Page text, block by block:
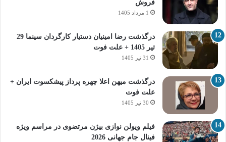
فروش
1 مرداد 1405
درگذشت رضا امینیان دستیار کارگردان سینما 29
تیر 1405 + علت فوت
31 تیر 1405
درگذشت میهن اعلا چهره پرداز پیشکسوت ایران +
علت فوت
30 تیر 1405
فیلم ویولن نوازی بیژن مرتضوی در مراسم ویژه
فینال جام جهانی 2026